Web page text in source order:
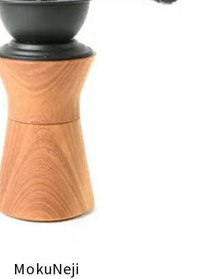
MokuNeji